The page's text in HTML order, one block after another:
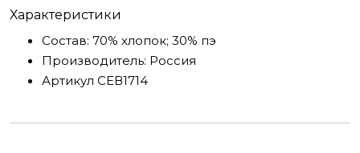
Характеристики
Состав: 70% хлопок; 30% пэ
Производитель: Россия
Артикул СЕВ1714